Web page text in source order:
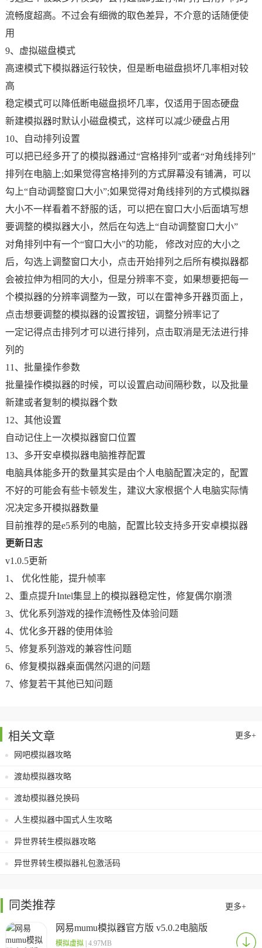
流畅度超高。不过会有细微的取色差异，不介意的话随便使
用
9、虚拟磁盘模式
高速模式下模拟器运行较快，但是断电磁盘损坏几率相对较
高
稳定模式可以降低断电磁盘损坏几率，仅适用于固态硬盘
新建模拟器时默认小磁盘模式，这样可以减少硬盘占用
10、自动排列设置
可以把已经多开了的模拟器通过“宫格排列”或者“对角线排列”
排列在电脑上;如果觉得宫格排列的方式屏幕没有铺满，可以
勾上“自动调整窗口大小”;如果觉得对角线排列的方式模拟器
大小不一样看着不舒服的话，可以把在窗口大小后面填写想
要调整的模拟器大小，然后在勾选上“自动调整窗口大小”
对角排列中有一个“窗口大小”的功能， 修改对应的大小之
后，勾选上调整窗口大小，点击开始排列之后所有模拟器都
会被拉伸为相同的大小，但是分辨率不变，如果想要把每一
个模拟器的分辨率调整为一致，可以在雷神多开器页面上，
点击想要调整的模拟器的设置按钮，调整分辨率记了
一定记得点击排列才可以进行排列，点击取消是无法进行排
列的
11、批量操作参数
批量操作模拟器的时候，可以设置启动间隔秒数，以及批量
新建或者复制的模拟器个数
12、其他设置
自动记住上一次模拟器窗口位置
13、多开安卓模拟器电脑推荐配置
电脑具体能多开的数量其实是由个人电脑配置决定的，配置
不好的可能会有些卡顿发生，建议大家根据个人电脑实际情
况决定多开模拟器数量
目前推荐的是e5系列的电脑，配置比较支持多开安卓模拟器
更新日志
v1.0.5更新
1、 优化性能，提升帧率
2、重点提升Intel集显上的模拟器稳定性，修复偶尔崩溃
3、优化系列游戏的操作流畅性及体验问题
4、优化多开器的使用体验
5、修复系列游戏的兼容性问题
6、修复模拟器桌面偶然闪退的问题
7、修复若干其他已知问题
相关文章 更多+
网吧模拟器攻略
渡劫模拟器攻略
渡劫模拟器兑换码
人生模拟器中国式人生攻略
异世界转生模拟器攻略
异世界转生模拟器礼包激活码
同类推荐 更多+
网易mumu模拟器官方版 v5.0.2电脑版
模拟虚拟| 4.97MB